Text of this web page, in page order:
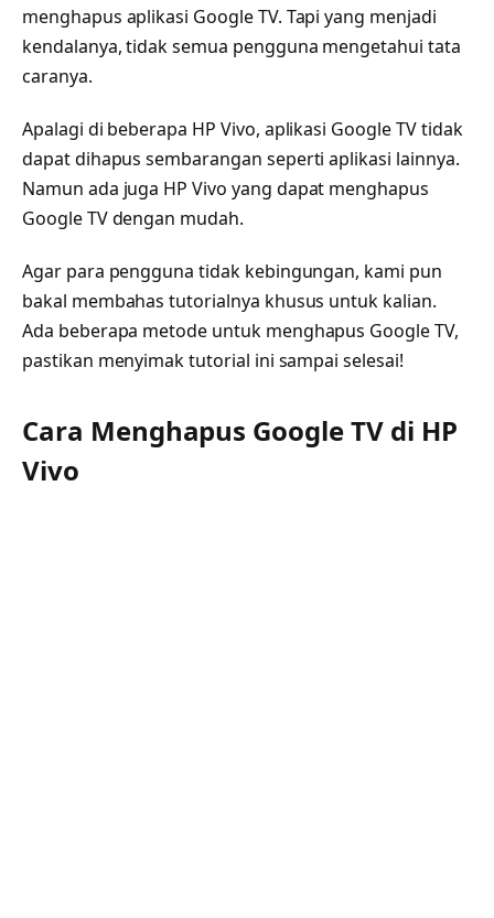
menghapus aplikasi Google TV. Tapi yang menjadi
kendalanya, tidak semua pengguna mengetahui tata
caranya.
Apalagi di beberapa HP Vivo, aplikasi Google TV tidak
dapat dihapus sembarangan seperti aplikasi lainnya.
Namun ada juga HP Vivo yang dapat menghapus
Google TV dengan mudah.
Agar para pengguna tidak kebingungan, kami pun
bakal membahas tutorialnya khusus untuk kalian.
Ada beberapa metode untuk menghapus Google TV,
pastikan menyimak tutorial ini sampai selesai!
Cara Menghapus Google TV di HP
Vivo